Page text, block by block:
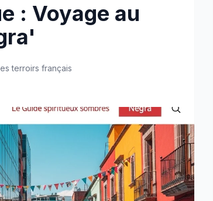
: Voyage au
terroirs français